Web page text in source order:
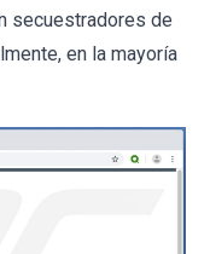
secuestradores de
en la mayoría